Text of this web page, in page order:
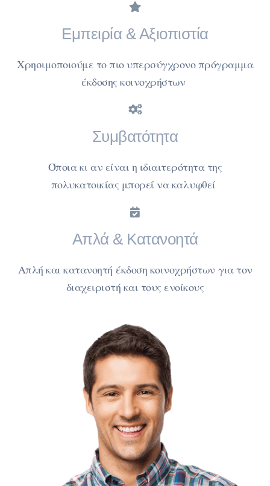
Εμπειρία & Αξιοπιστία
Χρησιμοποιούμε το πιο υπερσύγχρονο πρόγραμμα
έκδοσης κοινοχρήστων
Συμβατότητα
Όποια κι αν είναι η ιδιαιτερότητα της
πολυκατοικίας μπορεί να καλυφθεί
Απλά & Κατανοητά
Απλή και κατανοητή έκδοση κοινοχρήστων για τον
διαχειριστή και τους ενοίκους